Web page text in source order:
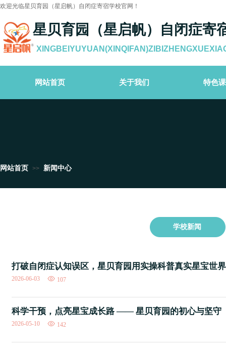
星贝育园（星启帆）自闭症寄
欢迎光临星贝育园（星启帆）自闭症寄宿学校官网！
网站首页 关于我们 特色
网站首页 >> 新闻中心
学校新闻
打破自闭症认知误区，星贝育园用实操科普真实星宝世界
2026-06-03 107
科学干预，点亮星宝成长路 —— 星贝育园的初心与坚守
2026-05-10 142